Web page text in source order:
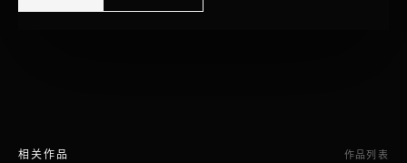
相关作品 作品列表